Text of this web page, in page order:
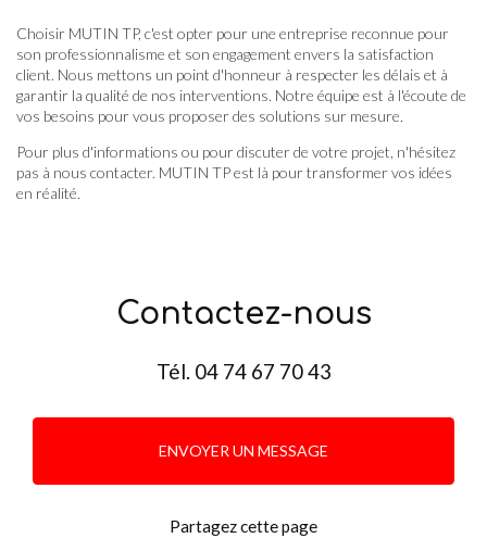
Choisir MUTIN TP, c'est opter pour une entreprise reconnue pour
son professionnalisme et son engagement envers la satisfaction
client. Nous mettons un point d'honneur à respecter les délais et à
garantir la qualité de nos interventions. Notre équipe est à l'écoute de
vos besoins pour vous proposer des solutions sur mesure.
Pour plus d'informations ou pour discuter de votre projet, n'hésitez
pas à nous contacter. MUTIN TP est là pour transformer vos idées
en réalité.
Contactez-nous
Tél. 04 74 67 70 43
ENVOYER UN MESSAGE
Partagez cette page